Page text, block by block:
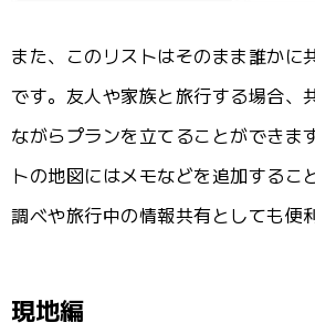
また、このリストはそのまま誰かに
です。友人や家族と旅行する場合、
ながらプランを立てることができま
トの地図にはメモなどを追加するこ
調べや旅行中の情報共有としても便
現地編